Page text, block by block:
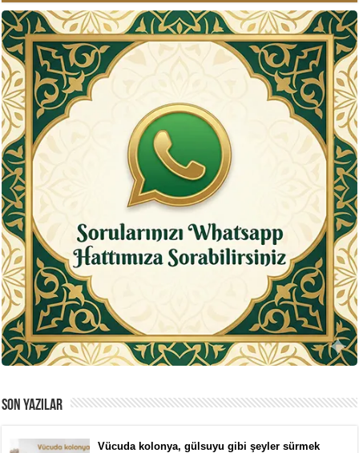
SON YAZILAR
Vücuda kolonya, gülsuyu gibi şeyler sürmek